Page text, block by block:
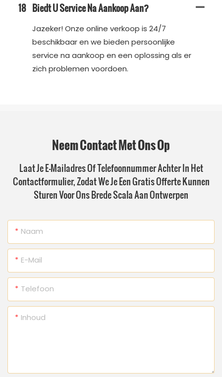
18 Biedt U Service Na Aankoop Aan?
Jazeker! Onze online verkoop is 24/7
beschikbaar en we bieden persoonlijke
service na aankoop en een oplossing als er
zich problemen voordoen.
Neem Contact Met Ons Op
Laat Je E-Mailadres Of Telefoonnummer Achter In Het
Contactformulier, Zodat We Je Een Gratis Offerte Kunnen
Sturen Voor Ons Brede Scala Aan Ontwerpen
Naam
E-Mail
Telefoon
Inhoud